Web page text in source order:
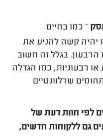
– כמו בחיים
יהיה קשה להניע את
הרבעון. בגלל זה חשוב
רבעוניות, כמו הגדלה
שרלוונטיים
לפי חוות דעת של
גם ללקוחות חדשים,